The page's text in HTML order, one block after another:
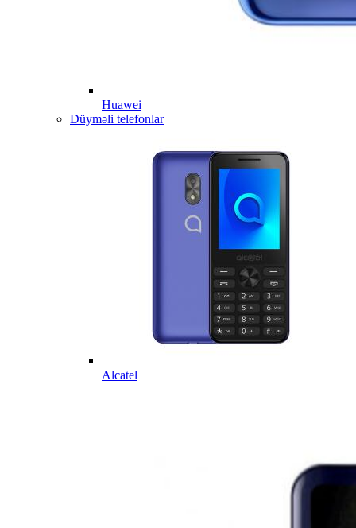
Huawei
Düyməli telefonlar
Alcatel